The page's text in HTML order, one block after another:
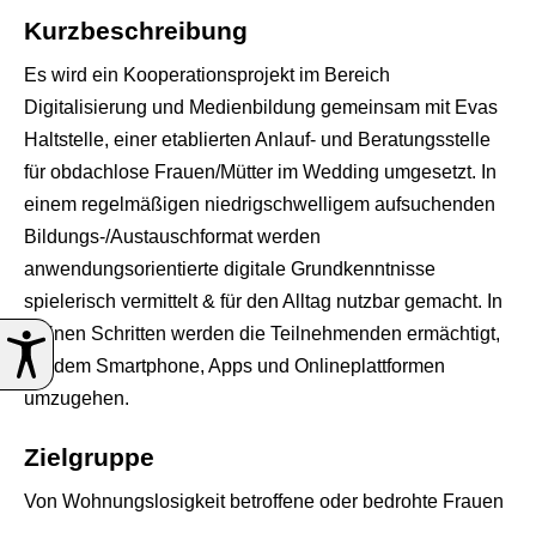
Kurzbeschreibung
Es wird ein Kooperationsprojekt im Bereich
Digitalisierung und Medienbildung gemeinsam mit Evas
Haltstelle, einer etablierten Anlauf- und Beratungsstelle
für obdachlose Frauen/Mütter im Wedding umgesetzt. In
einem regelmäßigen niedrigschwelligem aufsuchenden
Bildungs-/Austauschformat werden
anwendungsorientierte digitale Grundkenntnisse
spielerisch vermittelt & für den Alltag nutzbar gemacht. In
kleinen Schritten werden die Teilnehmenden ermächtigt,
mit dem Smartphone, Apps und Onlineplattformen
umzugehen.
Zielgruppe
Von Wohnungslosigkeit betroffene oder bedrohte Frauen